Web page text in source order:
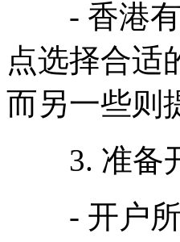
- 香港有
点选择合适
而另一些则
3. 准备开
- 开户所